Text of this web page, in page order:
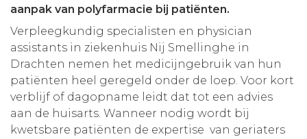
aanpak van polyfarmacie bij patiënten.
Verpleegkundig specialisten en physician
assistants in ziekenhuis Nij Smellinghe in
Drachten nemen het medicijngebruik van hun
patiënten heel geregeld onder de loep. Voor kort
verblijf of dagopname leidt dat tot een advies
aan de huisarts. Wanneer nodig wordt bij
kwetsbare patiënten de expertise van geriaters